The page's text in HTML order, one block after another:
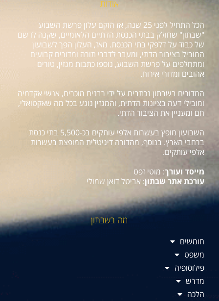
אודות
הכל התחיל לפני 25 שנה, אז הוקם עלון פרשת השבוע
"שבתון" שחולק בבתי הכנסת הדתיים הלאומיים, שקנה לו שם
של כבוד על דלפקי בתי הכנסת. מאז, העלון הפך לשבועון
המוביל בציבור הדתי, ומעבר לדברי תורה ומדורים קבועים
ומתחלפים על פרשת השבוע, נוספו כתבות מגזין, טורים
אהובים ומדורי אירוח.
המדורים בשבתון נכתבים על ידי רבנים מוכרים, אנשי אקדמיה
ומובילי דעה בציונות הדתית, והמגזין נוגע בכל מה שאקטואלי,
חם ומעניין את הציבור הדתי.
השבועון מופץ בעשרות אלפי עותקים בכ-5,500 בתי כנסת
ברחבי הארץ. בנוסף, מהדורה דיגיטלית המופצת בעשרות
אלפי עותקים.
מייסד ועורך: מוטי זפט
עורכת אתר שבתון: אביטל דואן שמולי
מה בשבתון
חומשים
משפט
פילוסופיה
מדרש
הלכה